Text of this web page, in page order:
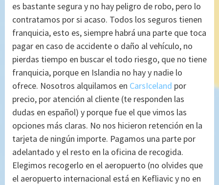
es bastante segura y no hay peligro de robo, pero lo
contratamos por si acaso. Todos los seguros tienen
franquicia, esto es, siempre habrá una parte que toca
pagar en caso de accidente o daño al vehículo, no
pierdas tiempo en buscar el todo riesgo, que no tiene
franquicia, porque en Islandia no hay y nadie lo
ofrece. Nosotros alquilamos en CarsIceland por
precio, por atención al cliente (te responden las
dudas en español) y porque fue el que vimos las
opciones más claras. No nos hicieron retención en la
tarjeta de ningún importe. Pagamos una parte por
adelantado y el resto en la oficina de recogida.
Elegimos recogerlo en el aeropuerto (no olvides que
el aeropuerto internacional está en Kefliavic y no en